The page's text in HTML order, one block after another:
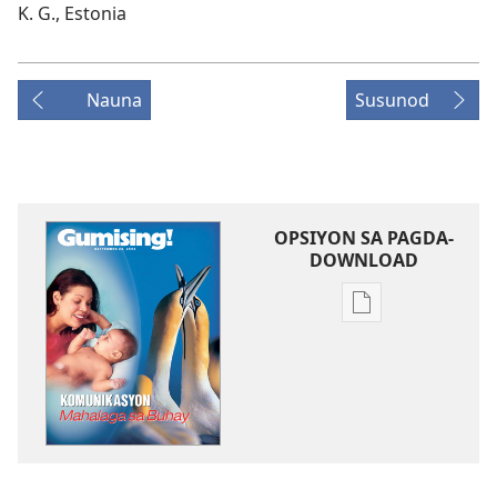
K. G., Estonia
Nauna Susunod
OPSIYON SA PAGDA-
DOWNLOAD
Opsiyon